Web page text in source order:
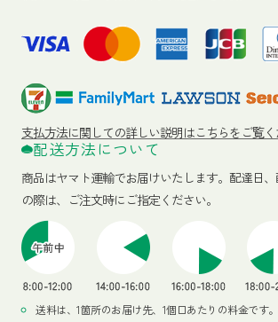
支払方法に関しての詳しい説明はこちらをご覧く
配送方法について
商品はヤマト運輸でお届けいたします。 配達日
の際は、ご注文時にご指定ください。
送料は、1箇所のお届け先、1個口あたりの料金です